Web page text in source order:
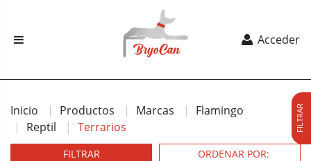
Acceder
Inicio Productos Marcas
Flamingo
Reptil
Terrarios
FILTRAR
FILTRAR